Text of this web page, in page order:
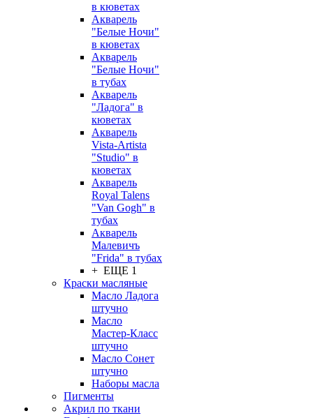
в кюветах
Акварель
"Белые Ночи"
в кюветах
Акварель
"Белые Ночи"
в тубах
Акварель
"Ладога" в
кюветах
Акварель
Vista-Artista
"Studio" в
кюветах
Акварель
Royal Talens
"Van Gogh" в
тубах
Акварель
Малевичъ
"Frida" в тубах
+ ЕЩЕ 1
Краски масляные
Масло Ладога
штучно
Масло
Мастер-Класс
штучно
Масло Сонет
штучно
Наборы масла
Пигменты
Акрил по ткани